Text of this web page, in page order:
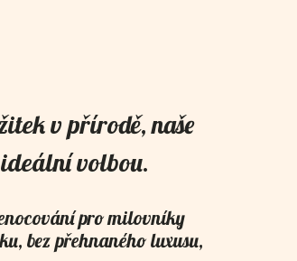
v přírodě, naše
volbou.
pro milovníky
bez přehnaného luxusu,